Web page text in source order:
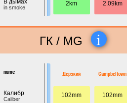
В дымах
in smoke
2km 2.09km
ГК / MG i
name
Калибр
Caliber
Дерзкий
102mm
Campbeltown
102mm